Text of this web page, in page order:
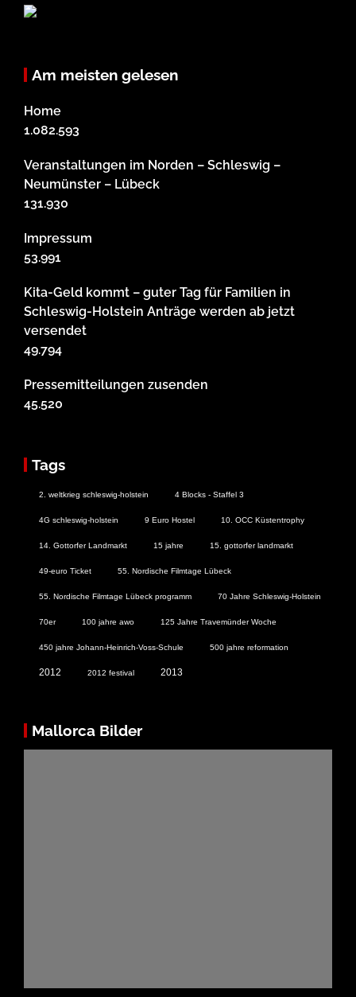
Am meisten gelesen
Home
1.082.593
Veranstaltungen im Norden – Schleswig –
Neumünster – Lübeck
131.930
Impressum
53.991
Kita-Geld kommt – guter Tag für Familien in
Schleswig-Holstein Anträge werden ab jetzt
versendet
49.794
Pressemitteilungen zusenden
45.520
Tags
2. weltkrieg schleswig-holstein 4 Blocks - Staffel 3
4G schleswig-holstein 9 Euro Hostel 10. OCC Küstentrophy
14. Gottorfer Landmarkt 15 jahre 15. gottorfer landmarkt
49-euro Ticket 55. Nordische Filmtage Lübeck
55. Nordische Filmtage Lübeck programm 70 Jahre Schleswig-Holstein
70er 100 jahre awo 125 Jahre Travemünder Woche
450 jahre Johann-Heinrich-Voss-Schule 500 jahre reformation
2012 2012 festival 2013
Mallorca Bilder